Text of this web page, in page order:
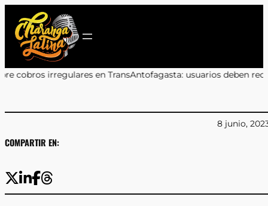
contenido
TransAntofagasta: usuarios deben reclamar a sus bancos•
COMPARTIR EN:
8 junio,